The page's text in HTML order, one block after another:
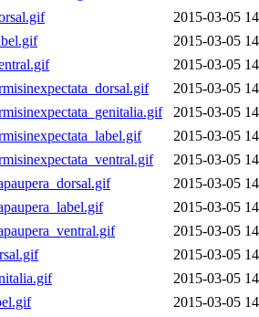
2015-03-05
2015-03-05
2015-03-05
2015-03-05
2015-03-05
2015-03-05
2015-03-05
2015-03-05
2015-03-05
2015-03-05
2015-03-05
2015-03-05
2015-03-05